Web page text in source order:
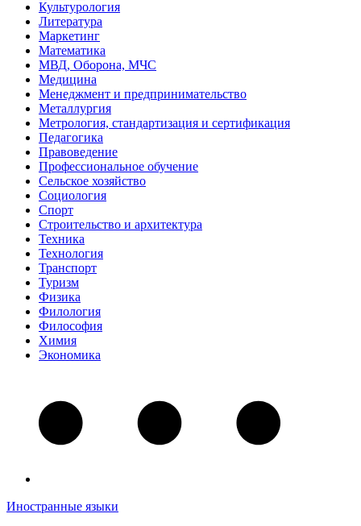
Культурология
Литература
Маркетинг
Математика
МВД, Оборона, МЧС
Медицина
Менеджмент и предпринимательство
Металлургия
Метрология, стандартизация и сертификация
Педагогика
Правоведение
Профессиональное обучение
Сельское хозяйство
Социология
Спорт
Строительство и архитектура
Техника
Технология
Транспорт
Туризм
Физика
Филология
Философия
Химия
Экономика
Иностранные языки